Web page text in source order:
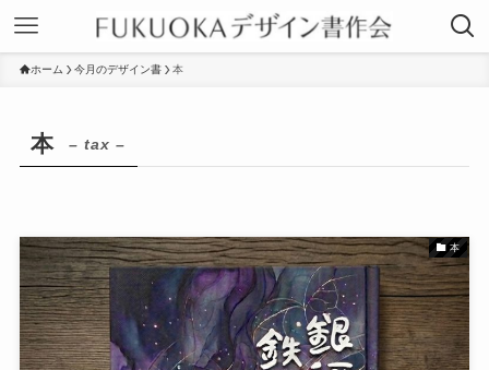
ホーム 今月のデザイン書 本
本 – tax –
本